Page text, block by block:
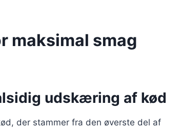
maksimal smag
udskæring af kød
der stammer fra den øverste del af